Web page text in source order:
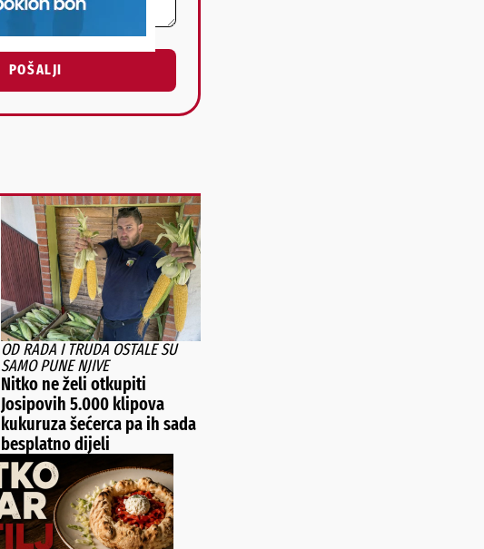
POŠALJI
OD RADA I TRUDA OSTALE SU
SAMO PUNE NJIVE
Nitko ne želi otkupiti
Josipovih 5.000 klipova
kukuruza šećerca pa ih sada
besplatno dijeli